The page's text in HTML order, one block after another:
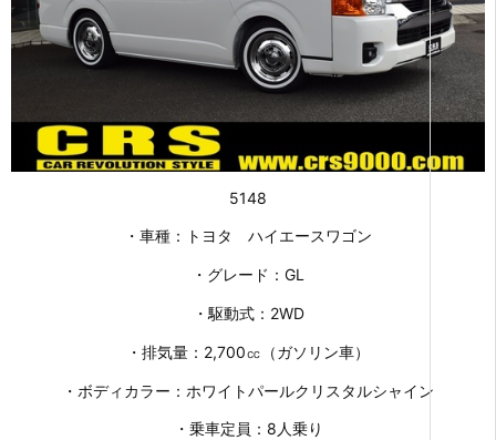
5148
・車種：トヨタ ハイエースワゴン
・グレード：GL
・駆動式：2WD
・排気量：2,700㏄ （ガソリン車）
・ボディカラー：ホワイトパールクリスタルシャイン
・乗車定員：8人乗り